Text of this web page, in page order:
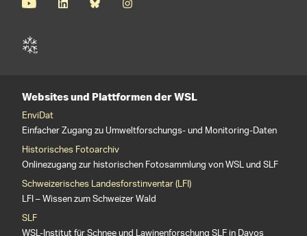
Websites und Plattformen der WSL
EnviDat
Einfacher Zugang zu Umweltforschungs- und Monitoring-Daten
Historisches Fotoarchiv
Onlinezugang zur historischen Fotosammlung von WSL und SLF
Schweizerisches Landesforstinventar (LFI)
LFI – Wissen zum Schweizer Wald
SLF